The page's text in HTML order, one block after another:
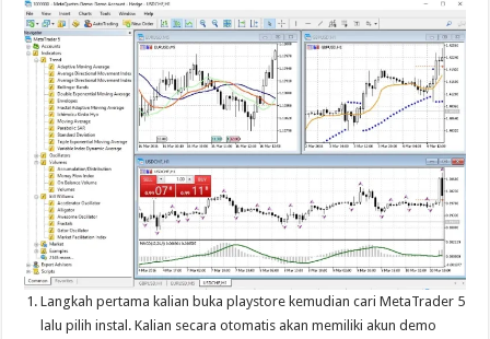
Langkah pertama kalian buka playstore kemudian cari MetaTrader 5
lalu pilih instal. Kalian secara otomatis akan memiliki akun demo